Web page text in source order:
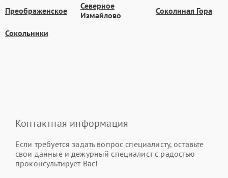
Преображенское
Северное
Измайлово
Соколиная Гора
Сокольники
Контактная информация
Если требуется задать вопрос специалисту, оставьте
свои данные и дежурный специалист с радостью
проконсультирует Вас!